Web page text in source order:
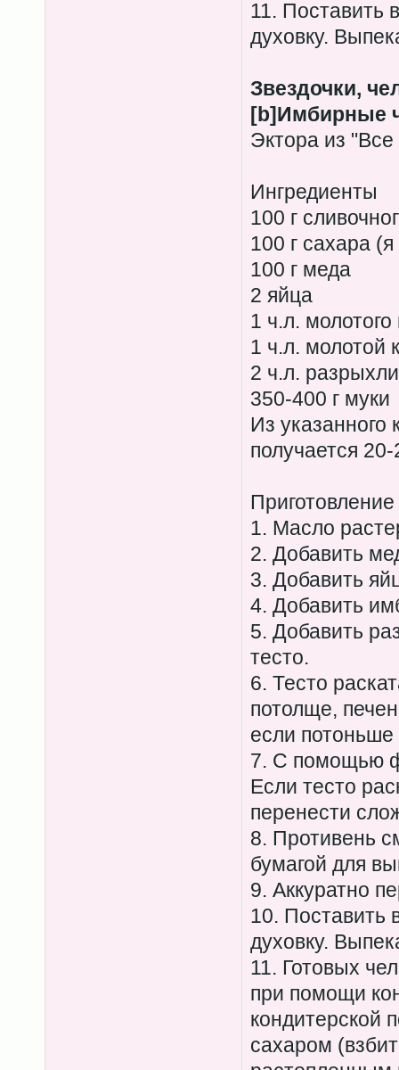
11. Поставить
духовку.
Звездочки,
[b]Имбирные
Эктора из
Ингредиенты
100 г
100 г сахара
100 г меда
2 яйца
1 ч.л.
1 ч.л. молотой
2 ч.л.
350-400 г муки
Из указанного
получается
Приготовление
1. Масло
2. Добавить
3. Добавить
4. Добавить
5. Добавить
тесто.
6. Тесто
потолще,
если
7. С помощью
Если тесто
перенести
8. Противень
бумагой для
9. Аккуратно
10. Поставить
духовку.
11. Готовых
при помощи
кондитерской
сахаром